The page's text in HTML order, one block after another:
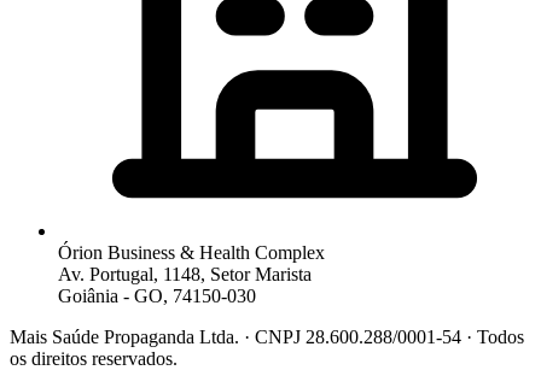
Órion Business & Health Complex
Av. Portugal, 1148, Setor Marista
Goiânia - GO, 74150-030
Mais Saúde Propaganda Ltda. · CNPJ 28.600.288/0001-54 · Todos
os direitos reservados.